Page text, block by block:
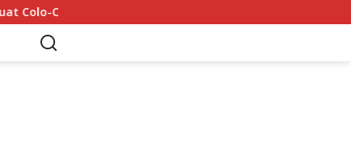
Mohamed Salah Tiba di Trabzon 5 Agustus: 6